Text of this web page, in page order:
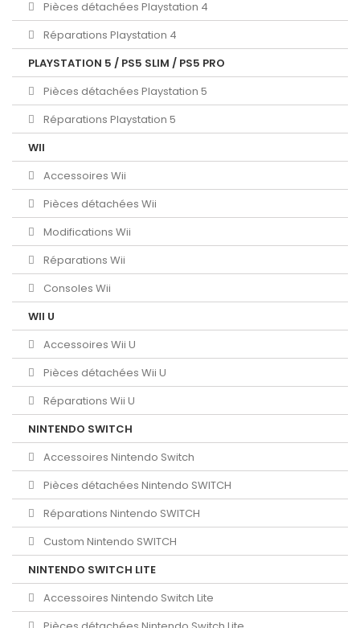
Pièces détachées Playstation 4
Réparations Playstation 4
PLAYSTATION 5 / PS5 SLIM / PS5 PRO
Pièces détachées Playstation 5
Réparations Playstation 5
WII
Accessoires Wii
Pièces détachées Wii
Modifications Wii
Réparations Wii
Consoles Wii
WII U
Accessoires Wii U
Pièces détachées Wii U
Réparations Wii U
NINTENDO SWITCH
Accessoires Nintendo Switch
Pièces détachées Nintendo SWITCH
Réparations Nintendo SWITCH
Custom Nintendo SWITCH
NINTENDO SWITCH LITE
Accessoires Nintendo Switch Lite